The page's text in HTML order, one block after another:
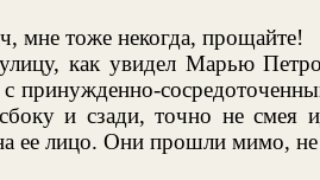
мне тоже некогда, прощайте!
как увидел Марью
принужденно-
и сзади, точно не смея
ее лицо. Они прошли мимо,